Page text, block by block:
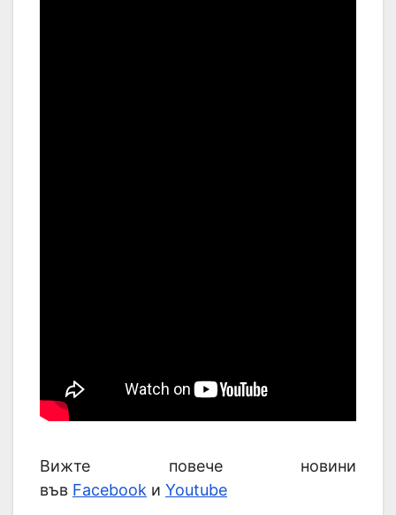
Вижте повече новини
във Facebook и Youtube